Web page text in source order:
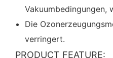
Vakuumbedingungen,
Die
verringert.
PRODUCT FEATURE: